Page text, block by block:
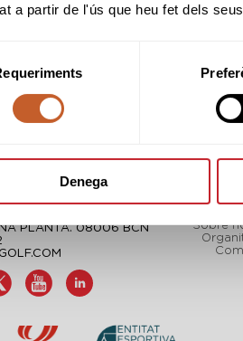
a partir de l'ús que heu fet dels
Denega
DE GOLF
PLANTA. 08006 BCN
Sobre